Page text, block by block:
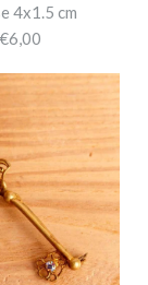
4x1.5 cm
€6,00